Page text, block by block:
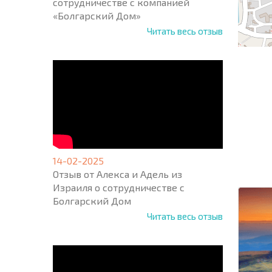
«Болгарский Дом»
Читать весь отзыв
14-02-2025
Отзыв от Алекса и Адель из
Израиля о сотрудничестве с
Болгарский Дом
Читать весь отзыв
States
+1
* Поля